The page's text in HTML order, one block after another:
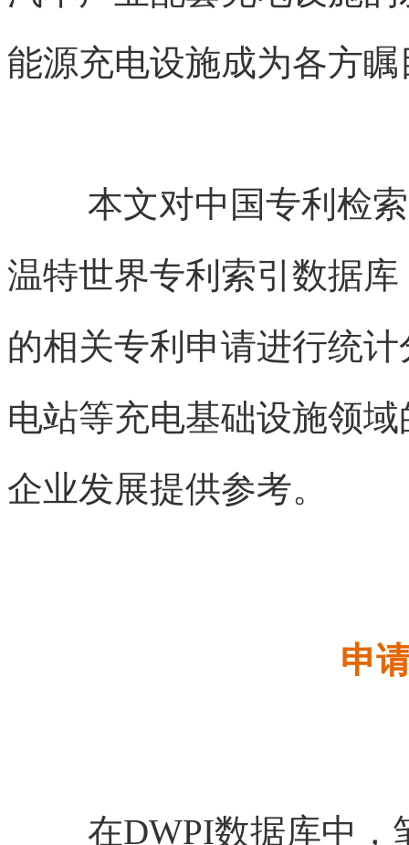
能源充电设施成为各方
本文对中国专利检
温特世界专利索引数据
的相关专利申请进行统
电站等充电基础设施领
企业发展提供参考。
申
在DWPI数据库中，